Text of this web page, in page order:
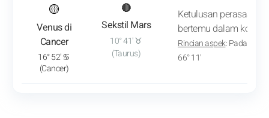
🟡
Venus di
Cancer
: Lihat analisis transit
16° 52' ♋
(Cancer)
🔴
Sekstil Mars
10° 41' ♉
(Taurus)
Ketulusan perasaan
bertemu dalam
Rincian aspek: Pada
66° 11'